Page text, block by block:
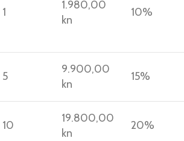
1
1.980,00
kn
10%
5
9.900,00
kn
15%
10
19.800,00
kn
20%